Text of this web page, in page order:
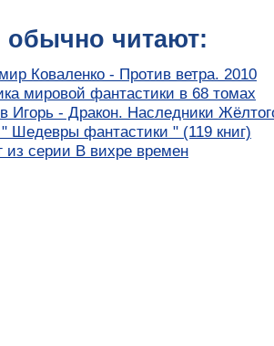
обычно читают:
Коваленко - Против ветра. 2010
мировой фантастики в 68 томах
Игорь - Дракон. Наследники
Шедевры фантастики " (119 книг)
из серии В вихре времен